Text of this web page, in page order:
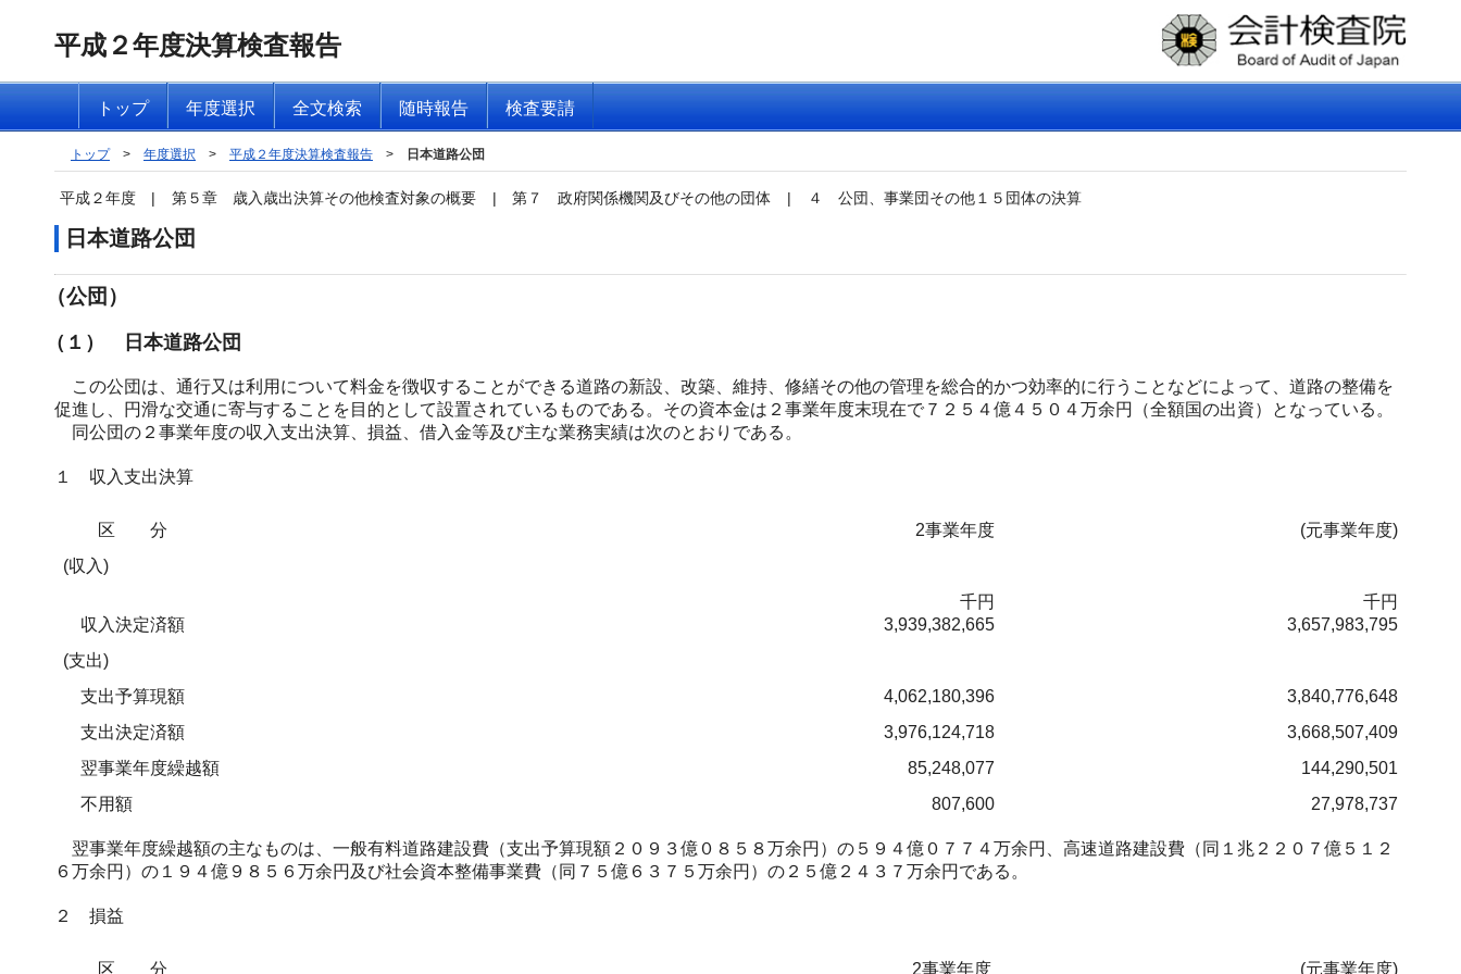
平成２年度決算検査報告
トップ 年度選択 全文検索 随時報告 検査要請
トップ > 年度選択 > 平成２年度決算検査報告 > 日本道路公団
平成２年度 | 第５章 歳入歳出決算その他検査対象の概要 | 第７ 政府関係機関及びその他の団体 | ４ 公団、事業団その他１５団体の決算
日本道路公団
（公団）
（１） 日本道路公団
この公団は、通行又は利用について料金を徴収することができる道路の新設、改築、維持、修繕その他の管理を総合的かつ効率的に行うことなどによって、道路の整備を
促進し、円滑な交通に寄与することを目的として設置されているものである。その資本金は２事業年度末現在で７２５４億４５０４万余円（全額国の出資）となっている。
同公団の２事業年度の収入支出決算、損益、借入金等及び主な業務実績は次のとおりである。
１ 収入支出決算
区分 2事業年度
(元事業年度)
(収入)
収入決定済額
千円
3,939,382,665
千円
3,657,983,795
(支出)
支出予算現額
4,062,180,396
3,840,776,648
支出決定済額
3,976,124,718
3,668,507,409
翌事業年度繰越額
85,248,077
144,290,501
不用額
807,600 27,978,737
翌事業年度繰越額の主なものは、一般有料道路建設費（支出予算現額２０９３億０８５８万余円）の５９４億０７７４万余円、高速道路建設費（同１兆２２０７億５１２
６万余円）の１９４億９８５６万余円及び社会資本整備事業費（同７５億６３７５万余円）の２５億２４３７万余円である。
２ 損益
区分 2事業年度 (元事業年度)